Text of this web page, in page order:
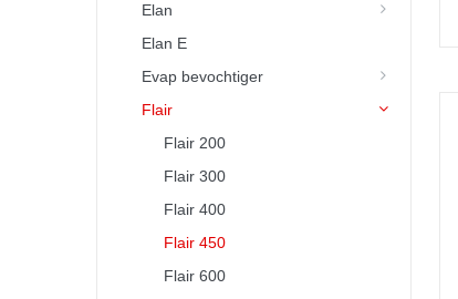
Elan
Elan E
Evap bevochtiger
Flair
Flair 200
Flair 300
Flair 400
Flair 450
Flair 600